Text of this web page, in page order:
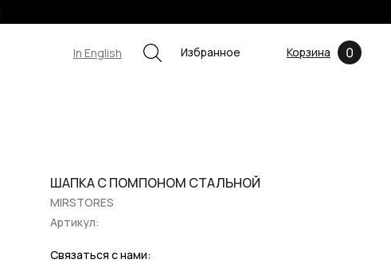
0
In English Избранное Корзина
ШАПКА С ПОМПОНОМ СТАЛЬНОЙ
MIRSTORES
Артикул:
Связаться с нами: